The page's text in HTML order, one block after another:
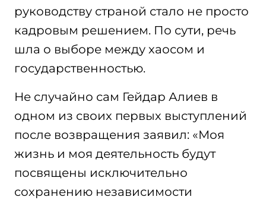
руководству страной стало не просто
кадровым решением. По сути, речь
шла о выборе между хаосом и
государственностью.
Не случайно сам Гейдар Алиев в
одном из своих первых выступлений
после возвращения заявил: «Моя
жизнь и моя деятельность будут
посвящены исключительно
сохранению независимости